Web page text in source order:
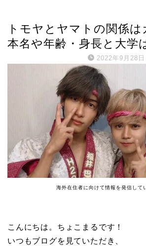
トモヤとヤマトの関係は
本名や年齢・身長と大学
2022年9月28日
海外在住者に向けて情報を発信して
こんにちは。ちょこまるです！
いつもブログを見ていただき、